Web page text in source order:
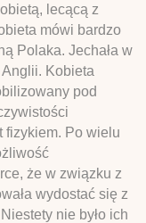
lecącą z
mówi bardzo
Polaka. Jechała w
Kobieta
pod
fizykiem. Po wielu
że w związku z
wydostać się z
nie było ich